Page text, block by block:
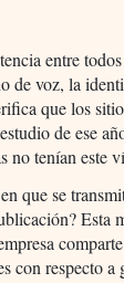
entre
de voz, la
que los
de ese
no tenían este
que se
Esta
con respecto a